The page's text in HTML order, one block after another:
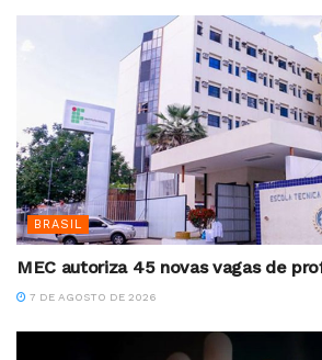
BRASIL
MEC autoriza 45 novas vagas de
7 DE AGOSTO DE 2026